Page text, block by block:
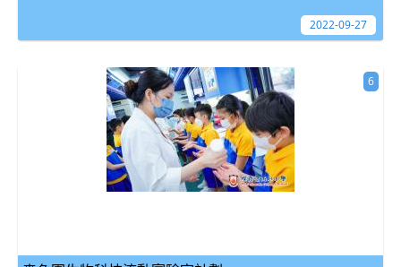
2022-09-27
6